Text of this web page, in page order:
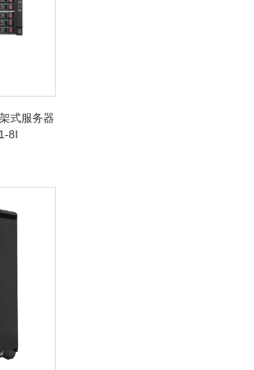
式服务器
8I